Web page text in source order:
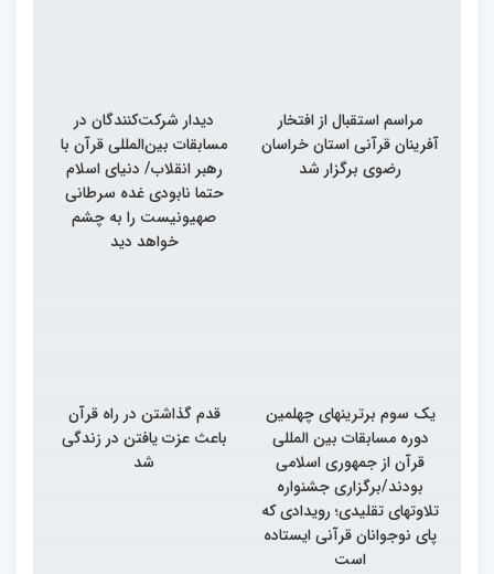
مراسم استقبال از افتخار
آفرینان قرآنی استان خراسان
رضوی برگزار شد
دیدار شرکت‌کنندگان در
مسابقات بین‌المللی قرآن با
رهبر انقلاب/ دنیای اسلام
حتما نابودی غده سرطانی
صهیونیست را به چشم
خواهد دید
یک سوم برترینهای چهلمین
دوره مسابقات بین المللی
قرآن از جمهوری اسلامی
بودند/برگزاری جشنواره
تلاوتهای تقلیدی؛ رویدادی که
پای نوجوانان قرآنی ایستاده
است
قدم گذاشتن در راه قرآن
باعث عزت یافتن در زندگی
شد